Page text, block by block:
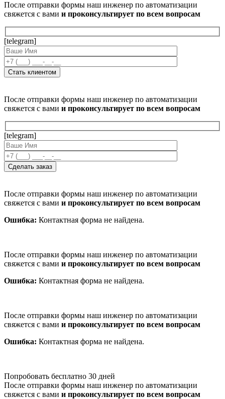
После отправки формы наш инженер по автоматизации
свяжется с вами и проконсультирует по всем вопросам
[telegram]
После отправки формы наш инженер по автоматизации
свяжется с вами и проконсультирует по всем вопросам
[telegram]
После отправки формы наш инженер по автоматизации
свяжется с вами и проконсультирует по всем вопросам
Ошибка: Контактная форма не найдена.
После отправки формы наш инженер по автоматизации
свяжется с вами и проконсультирует по всем вопросам
Ошибка: Контактная форма не найдена.
После отправки формы наш инженер по автоматизации
свяжется с вами и проконсультирует по всем вопросам
Ошибка: Контактная форма не найдена.
Попробовать бесплатно 30 дней
После отправки формы наш инженер по автоматизации
свяжется с вами и проконсультирует по всем вопросам